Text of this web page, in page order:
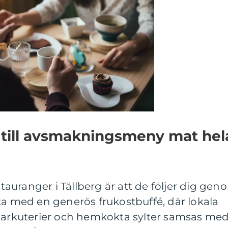
avsmakningsmeny mat
i Tällberg är att de följer dig
med en generös frukostbuffé, där lokala
och hemkokta sylter samsas